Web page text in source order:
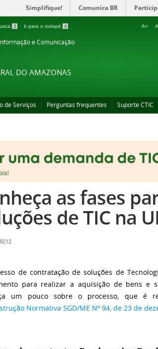
Simplifique! Comunica BR
3 Ir para o rodapé 4 A+ A
e Comunicação
DO AMAZONAS
de Serviços Perguntas frequentes Suporte CTIC
as fases
de TIC na
de contratação de soluções de
para realizar a aquisição de bens e
um pouco sobre o processo, que é
Normativa SGD/ME Nº 94, de 23 de